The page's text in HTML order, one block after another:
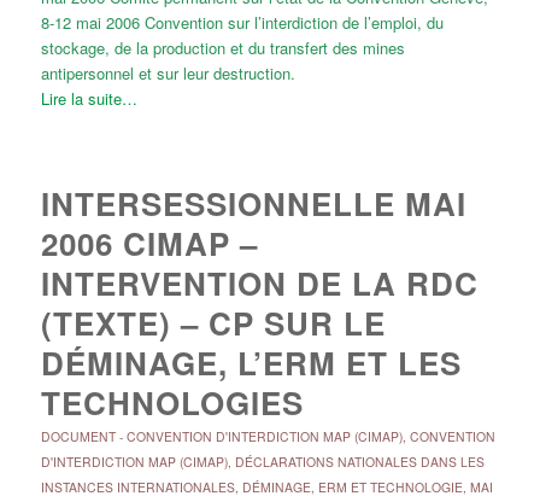
8-12 mai 2006 Convention sur l’interdiction de l’emploi, du
stockage, de la production et du transfert des mines
antipersonnel et sur leur destruction.
Lire la suite…
INTERSESSIONNELLE MAI
2006 CIMAP –
INTERVENTION DE LA RDC
(TEXTE) – CP SUR LE
DÉMINAGE, L’ERM ET LES
TECHNOLOGIES
DOCUMENT- CONVENTION D'INTERDICTION MAP (CIMAP), CONVENTION
D'INTERDICTION MAP (CIMAP), DÉCLARATIONS NATIONALES DANS LES
INSTANCES INTERNATIONALES, DÉMINAGE, ERM ET TECHNOLOGIE, MAI